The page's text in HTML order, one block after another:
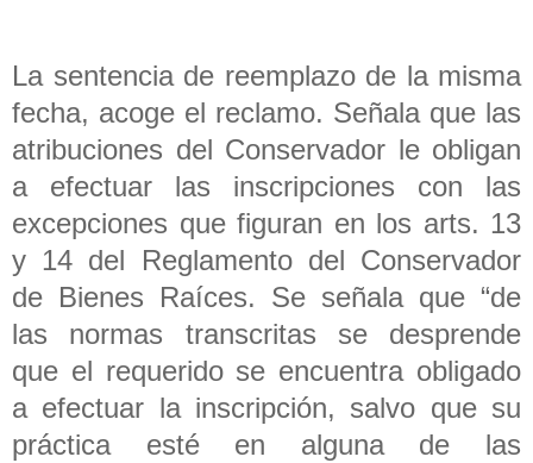
La sentencia de reemplazo de la misma
fecha, acoge el reclamo. Señala que las
atribuciones del Conservador le obligan
a efectuar las inscripciones con las
excepciones que figuran en los arts. 13
y 14 del Reglamento del Conservador
de Bienes Raíces. Se señala que “de
las normas transcritas se desprende
que el requerido se encuentra obligado
a efectuar la inscripción, salvo que su
práctica esté en alguna de las